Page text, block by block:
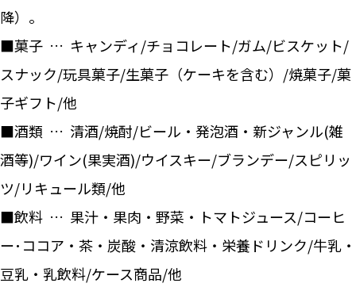
降）。
■菓子 … キャンディ/チョコレート/ガム/ビスケット/
スナック/玩具菓子/生菓子（ケーキを含む）/焼菓子/菓
子ギフト/他
■酒類 … 清酒/焼酎/ビール・発泡酒・新ジャンル(雑
酒等)/ワイン(果実酒)/ウイスキー/ブランデー/スピリッ
ツ/リキュール類/他
■飲料 … 果汁・果肉・野菜・トマトジュース/コーヒ
ー･ココア・茶・炭酸・清涼飲料・栄養ドリンク/牛乳・
豆乳・乳飲料/ケース商品/他